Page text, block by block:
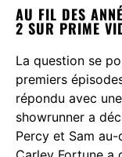
AU FIL DES
2 SUR PRIME
La question se
premiers
répondu avec
showrunner a
Percy et Sam